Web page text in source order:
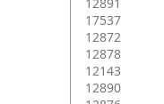
17537
12872
12878
12143
12890